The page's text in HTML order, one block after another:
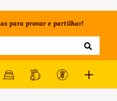
para provar e partilhar!